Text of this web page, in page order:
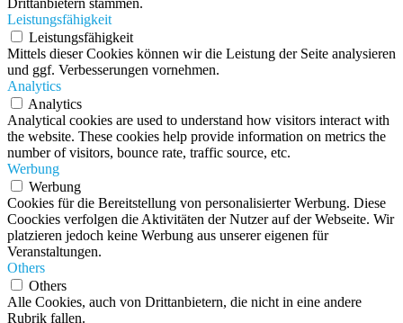
Drittanbietern stammen.
Leistungsfähigkeit
Leistungsfähigkeit
Mittels dieser Cookies können wir die Leistung der Seite analysieren
und ggf. Verbesserungen vornehmen.
Analytics
Analytics
Analytical cookies are used to understand how visitors interact with
the website. These cookies help provide information on metrics the
number of visitors, bounce rate, traffic source, etc.
Werbung
Werbung
Cookies für die Bereitstellung von personalisierter Werbung. Diese
Coockies verfolgen die Aktivitäten der Nutzer auf der Webseite. Wir
platzieren jedoch keine Werbung aus unserer eigenen für
Veranstaltungen.
Others
Others
Alle Cookies, auch von Drittanbietern, die nicht in eine andere
Rubrik fallen.